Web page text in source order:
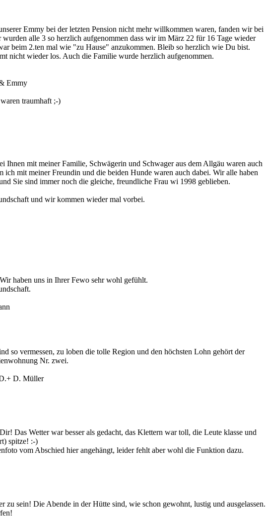
Emmy bei der letzten Pension nicht mehr willkommen waren, fanden wir bei
alle 3 so herzlich aufgenommen dass wir im März 22 für 16 Tage wieder
beim 2.ten mal wie "zu Hause" anzukommen. Bleib so herzlich wie Du bist.
nicht wieder los. Auch die Familie wurde herzlich aufgenommen.
Emmy
traumhaft ;-)
Ihnen mit meiner Familie, Schwägerin und Schwager aus dem Allgäu waren auch
ich mit meiner Freundin und die beiden Hunde waren auch dabei. Wir alle haben
Sie sind immer noch die gleiche, freundliche Frau wi 1998 geblieben.
und wir kommen wieder mal vorbei.
haben uns in Ihrer Fewo sehr wohl gefühlt.
so vermessen, zu loben die tolle Region und den höchsten Lohn gehört der
Nr. zwei.
D. Müller
Das Wetter war besser als gedacht, das Klettern war toll, die Leute klasse und
spitze! :-)
vom Abschied hier angehängt, leider fehlt aber wohl die Funktion dazu.
zu sein! Die Abende in der Hütte sind, wie schon gewohnt, lustig und ausgelassen.